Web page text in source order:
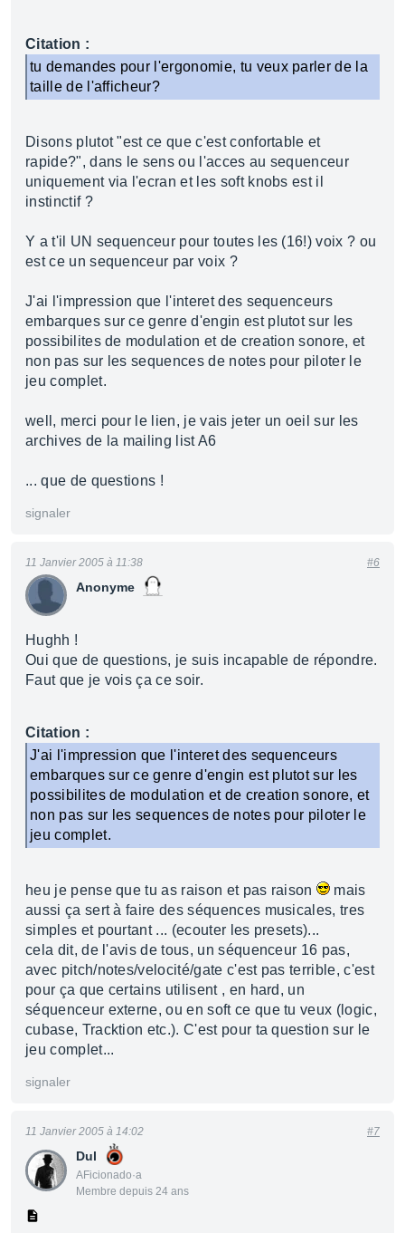
Citation :
tu demandes pour l'ergonomie, tu veux parler de la
taille de l'afficheur?
Disons plutot "est ce que c'est confortable et
rapide?", dans le sens ou l'acces au sequenceur
uniquement via l'ecran et les soft knobs est il
instinctif ?
Y a t'il UN sequenceur pour toutes les (16!) voix ? ou
est ce un sequenceur par voix ?
J'ai l'impression que l'interet des sequenceurs
embarques sur ce genre d'engin est plutot sur les
possibilites de modulation et de creation sonore, et
non pas sur les sequences de notes pour piloter le
jeu complet.
well, merci pour le lien, je vais jeter un oeil sur les
archives de la mailing list A6
... que de questions !
signaler
Anonyme
11 Janvier 2005 à 11:38 #6
Hughh !
Oui que de questions, je suis incapable de répondre.
Faut que je vois ça ce soir.
Citation :
J'ai l'impression que l'interet des sequenceurs
embarques sur ce genre d'engin est plutot sur les
possibilites de modulation et de creation sonore, et
non pas sur les sequences de notes pour piloter le
jeu complet.
heu je pense que tu as raison et pas raison
mais
aussi ça sert à faire des séquences musicales, tres
simples et pourtant ... (ecouter les presets)...
cela dit, de l'avis de tous, un séquenceur 16 pas,
avec pitch/notes/velocité/gate c'est pas terrible, c'est
pour ça que certains utilisent , en hard, un
séquenceur externe, ou en soft ce que tu veux (logic,
cubase, Tracktion etc.). C'est pour ta question sur le
jeu complet...
signaler
Dul
AFicionado·a
Membre depuis 24 ans
11 Janvier 2005 à 14:02 #7